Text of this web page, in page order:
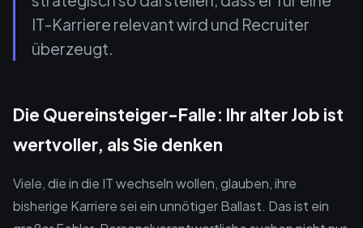
IT-Karriere relevant wird und Recruiter
überzeugt.
Die Quereinsteiger-Falle: Ihr alter Job ist
wertvoller, als Sie denken
Viele, die in die IT wechseln wollen, glauben, ihre
bisherige Karriere sei ein unnötiger Ballast. Das ist ein